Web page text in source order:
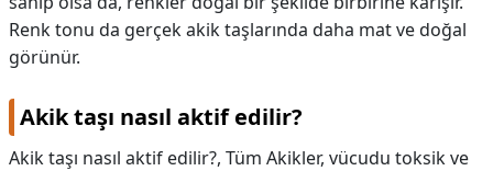
Renk tonu da gerçek akik taşlarında daha mat ve doğal
görünür.
Akik taşı nasıl aktif edilir?
Akik taşı nasıl aktif edilir?, Tüm Akikler, vücudu toksik ve